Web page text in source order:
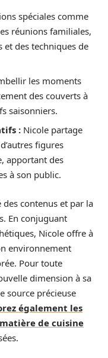
spéciales comme
réunions familiales,
et des techniques de
les moments
des couverts à
saisonniers.
: Nicole partage
figures
apportant des
à son public.
contenus et par la
En conjuguant
Nicole offre à
environnement
Pour toute
dimension à sa
source précieuse
également les
de cuisine